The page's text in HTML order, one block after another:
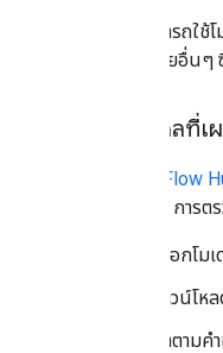
คุณสามารถใช้
โมเดลรายอื่น
ใช้โมเดลที่
TensorFlow
และ API การ
เลือกโม
ดาวน์โ
ทำตาม